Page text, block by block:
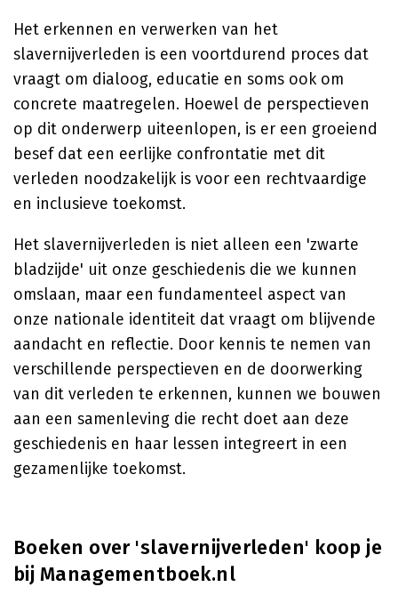
Het erkennen en verwerken van het
slavernijverleden is een voortdurend proces dat
vraagt om dialoog, educatie en soms ook om
concrete maatregelen. Hoewel de perspectieven
op dit onderwerp uiteenlopen, is er een groeiend
besef dat een eerlijke confrontatie met dit
verleden noodzakelijk is voor een rechtvaardige
en inclusieve toekomst.
Het slavernijverleden is niet alleen een 'zwarte
bladzijde' uit onze geschiedenis die we kunnen
omslaan, maar een fundamenteel aspect van
onze nationale identiteit dat vraagt om blijvende
aandacht en reflectie. Door kennis te nemen van
verschillende perspectieven en de doorwerking
van dit verleden te erkennen, kunnen we bouwen
aan een samenleving die recht doet aan deze
geschiedenis en haar lessen integreert in een
gezamenlijke toekomst.
Boeken over 'slavernijverleden' koop je
bij Managementboek.nl